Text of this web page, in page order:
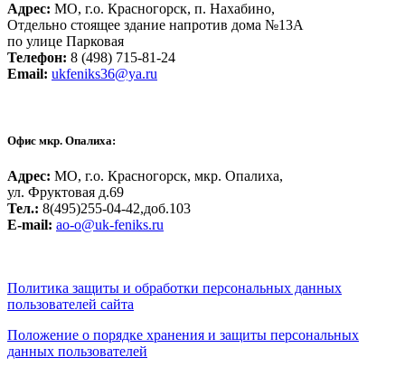
Адрес: МО, г.о. Красногорск, п. Нахабино,
Отдельно стоящее здание напротив дома №13А
по улице Парковая
Телефон: 8 (498) 715-81-24
Email: ukfeniks36@ya.ru
Офис мкр. Опалиха:
Адрес: МО, г.о. Красногорск, мкр. Опалиха,
ул. Фруктовая д.69
Тел.: 8(495)255-04-42,доб.103
Е-mail: ao-o@uk-feniks.ru
Политика защиты и обработки персональных данных
пользователей сайта
Положение о порядке хранения и защиты персональных
данных пользователей